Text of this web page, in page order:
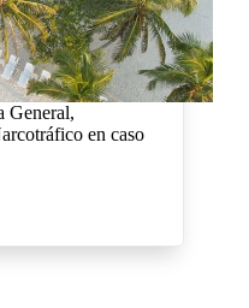
General,
en caso